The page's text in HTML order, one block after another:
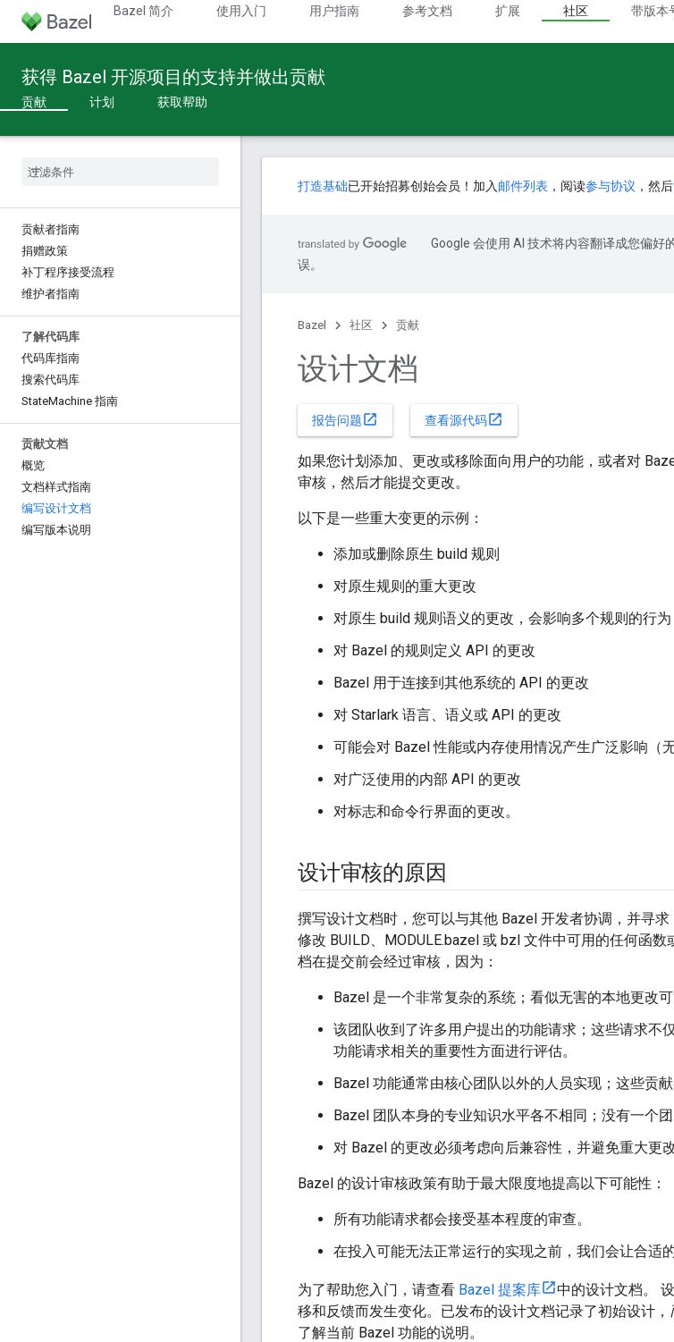
Bazel 简介 使用入门 用户指南 参考文档 扩展 社区 带版本
获得 Bazel 开源项目的支持并做出贡献
贡献 计划 获取帮助
贡献者指南
捐赠政策
补丁程序接受流程
维护者指南
了解代码库
代码库指南
搜索代码库
StateMachine 指南
贡献文档
概览
文档样式指南
编写设计文档
编写版本说明
打造基础已开始招募创始会员！加入 邮件列表 ，阅读参与协议 ，然后
Google 会使用 AI 技术将内容翻译成您偏好
误。
Bazel 社区 贡献
设计文档
报告问题open_in_new 查看源代码open_in_new
如果您计划添加、更改或移除面向用户的功能，或者对
审核，然后才能提交更改。
以下是一些重大变更的示例：
添加或删除原生 build 规则
对原生规则的重大更改
对原生 build 规则语义的更改，会影响多个规则的行为
对 Bazel 的规则定义 API 的更改
Bazel 用于连接到其他系统的 API 的更改
对 Starlark 语言、语义或 API 的更改
可能会对 Bazel 性能或内存使用情况产生广泛影响（
对广泛使用的内部 API 的更改
对标志和命令行界面的更改。
设计审核的原因
撰写设计文档时，您可以与其他 Bazel 开发者协调，并寻
修改 BUILD、MODULE.bazel 或 bzl 文件中可用的任何函数
档在提交前会经过审核，因为：
Bazel 是一个非常复杂的系统；看似无害的本地更改
该团队收到了许多用户提出的功能请求；这些请求不
功能请求相关的重要性方面进行评估。
Bazel 功能通常由核心团队以外的人员实现；这些贡
Bazel 团队本身的专业知识水平各不相同；没有一个
对 Bazel 的更改必须考虑向后兼容性，并避免重大更改
Bazel 的设计审核政策有助于最大限度地提高以下可能性：
所有功能请求都会接受基本程度的审查。
在投入可能无法正常运行的实现之前，我们会让合适
为了帮助您入门，请查看 Bazel 提案库
中的设计文档。
移和反馈而发生变化。已发布的设计文档记录了初始设计，
了解当前 Bazel 功能的说明。